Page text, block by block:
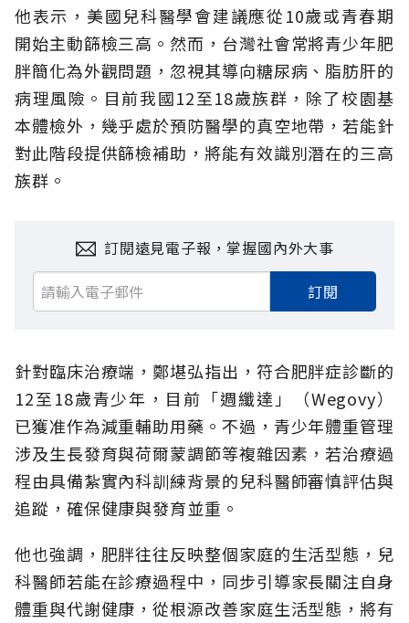
他表示，美國兒科醫學會建議應從10歲或青春期
開始主動篩檢三高。然而，台灣社會常將青少年肥
胖簡化為外觀問題，忽視其導向糖尿病、脂肪肝的
病理風險。目前我國12至18歲族群，除了校園基
本體檢外，幾乎處於預防醫學的真空地帶，若能針
對此階段提供篩檢補助，將能有效識別潛在的三高
族群。
訂閱遠見電子報，掌握國內外大事
訂閱
針對臨床治療端，鄭堪弘指出，符合肥胖症診斷的
12至18歲青少年，目前「週纖達」（Wegovy）
已獲准作為減重輔助用藥。不過，青少年體重管理
涉及生長發育與荷爾蒙調節等複雜因素，若治療過
程由具備紮實內科訓練背景的兒科醫師審慎評估與
追蹤，確保健康與發育並重。
他也強調，肥胖往往反映整個家庭的生活型態，兒
科醫師若能在診療過程中，同步引導家長關注自身
體重與代謝健康，從根源改善家庭生活型態，將有